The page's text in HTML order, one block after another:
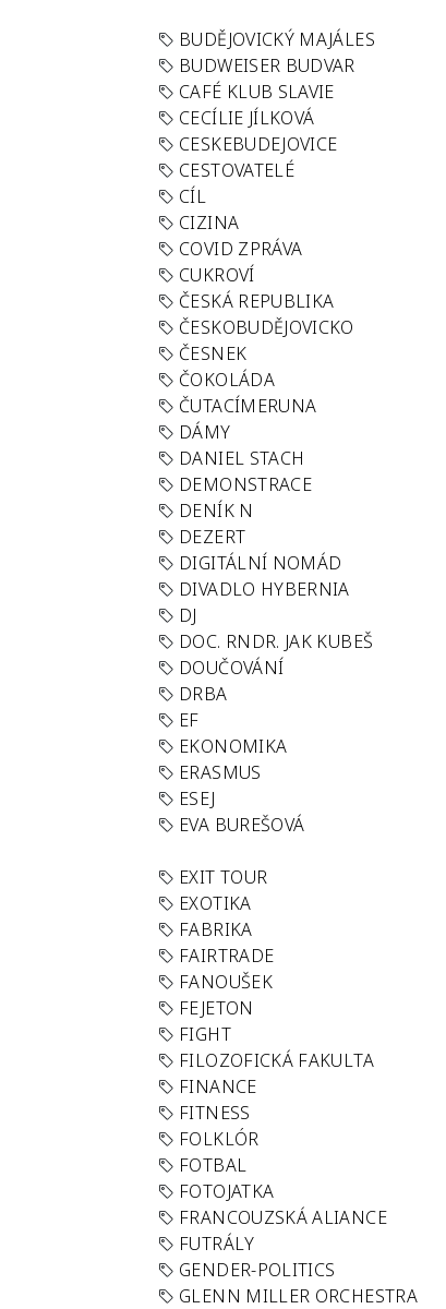
BUDĚJOVICKÝ MAJÁLES
BUDWEISER BUDVAR
CAFÉ KLUB SLAVIE
CECÍLIE JÍLKOVÁ
CESKEBUDEJOVICE
CESTOVATELÉ
CÍL
CIZINA
COVID ZPRÁVA
CUKROVÍ
ČESKÁ REPUBLIKA
ČESKOBUDĚJOVICKO
ČESNEK
ČOKOLÁDA
ČUTACÍMERUNA
DÁMY
DANIEL STACH
DEMONSTRACE
DENÍK N
DEZERT
DIGITÁLNÍ NOMÁD
DIVADLO HYBERNIA
DJ
DOC. RNDR. JAK KUBEŠ
DOUČOVÁNÍ
DRBA
EF
EKONOMIKA
ERASMUS
ESEJ
EVA BUREŠOVÁ
EXIT TOUR
EXOTIKA
FABRIKA
FAIRTRADE
FANOUŠEK
FEJETON
FIGHT
FILOZOFICKÁ FAKULTA
FINANCE
FITNESS
FOLKLÓR
FOTBAL
FOTOJATKA
FRANCOUZSKÁ ALIANCE
FUTRÁLY
GENDER-POLITICS
GLENN MILLER ORCHESTRA